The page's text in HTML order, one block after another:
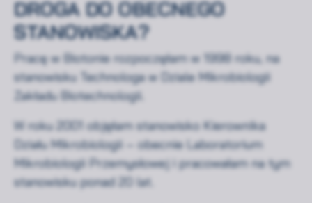
DROGA DO OBECNEGO
STANOWISKA?
Pracę w Biotonie rozpoczęłam w 1998 roku, na
stanowisku Technologa w Dziale Mikrobiologii
Zakładu Biotechnologii.
W roku 2001 objęłam stanowisko Kierownika
Działu Mikrobiologii – obecnie Laboratorium
Mikrobiologii Przemysłowej i pracowałam na tym
stanowisku ponad 20 lat.